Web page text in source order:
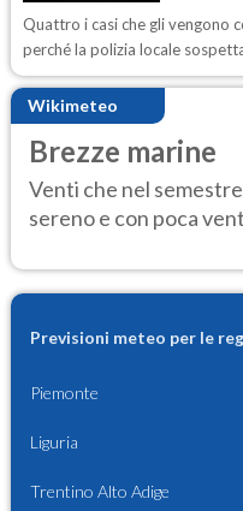
Quattro i casi che gli vengono
perché la polizia locale
Wikimeteo
Brezze marine
Venti che nel
sereno e con poca
Previsioni meteo per le
Piemonte
Liguria
Trentino Alto Adige